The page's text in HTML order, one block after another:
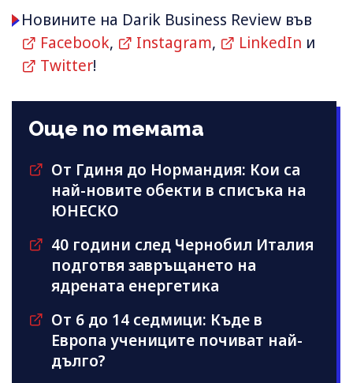
Новините на Darik Business Review във
Facebook, Instagram, LinkedIn и
Twitter!
Още по темата
От Гдиня до Нормандия: Кои са
най-новите обекти в списъка на
ЮНЕСКО
40 години след Чернобил Италия
подготвя завръщането на
ядрената енергетика
От 6 до 14 седмици: Къде в
Европа учениците почиват най-
дълго?